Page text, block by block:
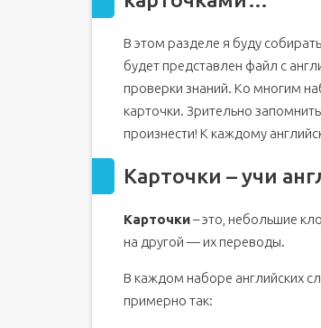
Поделиться в соц. сетях
КАРТОЧКИ СО СЛОВАМИ ДЛЯ
АНГЛИЙСКОМ ЯЗЫКЕ
Лучшие карточки по
Как сделать?
В этом разделе я буду
будет представлен файл с
проверки знаний. Ко многим
карточки. Зрительно
произнести! К каждому
Карточки – учи
Карточки– это, небольшие
на другой — их переводы.
В каждом наборе английских
примерно так: